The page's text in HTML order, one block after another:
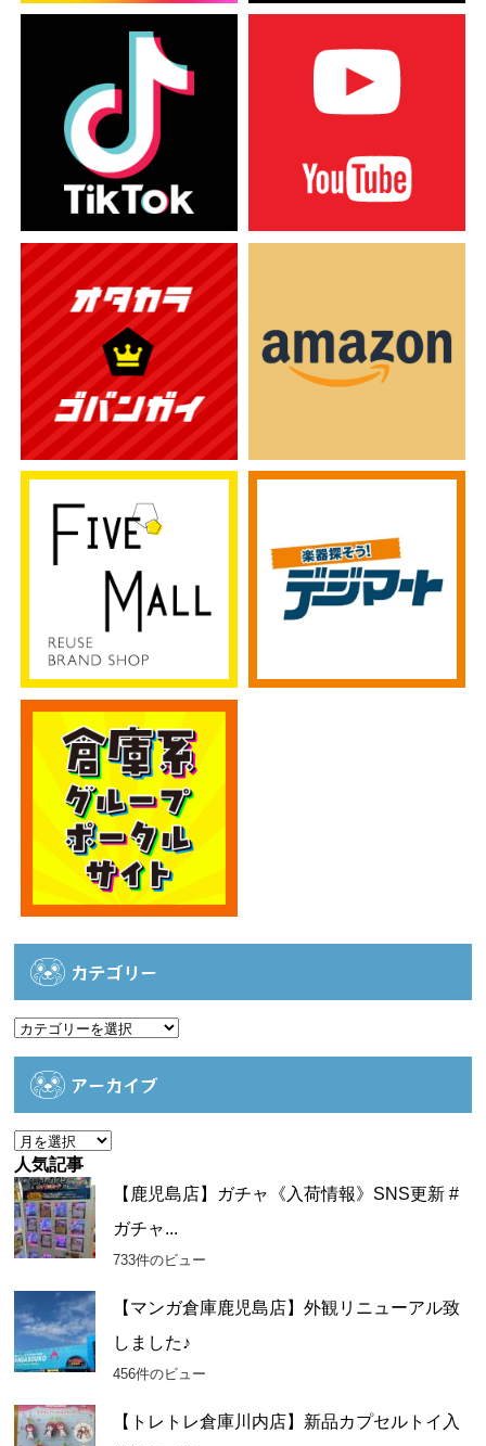
カテゴリー
カ
アーカイブ
ア
ー
カ
イ
ブ
人気記事
【鹿児島店】ガチャ《入荷情報》SNS更新 #
ガチャ...
733件のビュー
【マンガ倉庫鹿児島店】外観リニューアル致
しました♪
456件のビュー
【トレトレ倉庫川内店】新品カプセルトイ入